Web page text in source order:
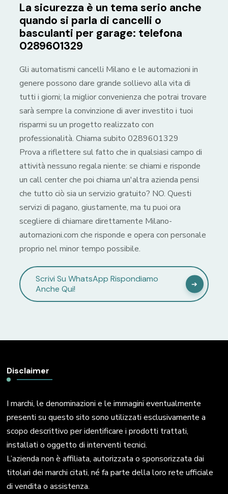
La sicurezza è un tema serio anche
quando si parla di cancelli o
basculanti per garage: telefona
0289601329
Gli automatismi cancelli Milano e le automazioni in
genere possono dare grande sollievo alla vita di
tutti i giorni; la miglior convenienza che potrai trovare
sarà sempre la convinzione di aver investito i tuoi
risparmi su un progetto realizzato con
professionalità. Chiama subito 0289601329
Prova a riflettere sul fatto che in qualsiasi campo di
attività nessuno regala niente: se chiami e risponde
un call center che poi chiama un'altra azienda pensi
che tutto ciò sia un servizio gratuito? NO. Questi
servizi di pagano, giustamente, ma tu puoi ora
scegliere di chiamare direttamente Milano-
automazioni.com che risponde e opera con personale
proprio nel minor tempo possibile.
Scrivi Su WhatsApp Rispondiamo
Anche Qui!
Disclaimer
I marchi, le denominazioni e le immagini eventualmente
presenti su questo sito sono utilizzati esclusivamente a
scopo descrittivo per identificare i prodotti trattati,
installati o oggetto di interventi tecnici.
L’azienda non è affiliata, autorizzata o sponsorizzata dai
titolari dei marchi citati, né fa parte della loro rete ufficiale
di vendita o assistenza.